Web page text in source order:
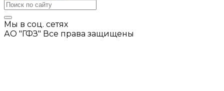
Мы в соц. сетях
АО "ГФЗ" Все права защищены